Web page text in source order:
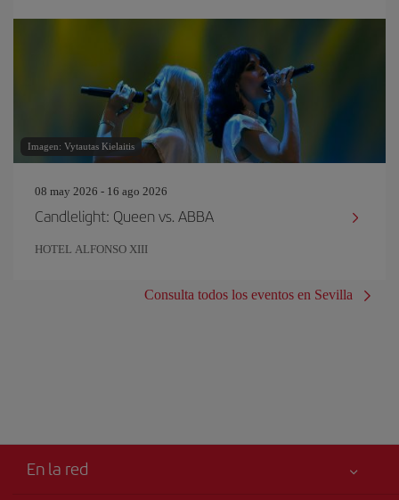
Imagen: Vytautas Kielaitis
08 may 2026 - 16 ago 2026
Candlelight: Queen vs. ABBA
HOTEL ALFONSO XIII
Consulta todos los eventos en Sevilla
En la red